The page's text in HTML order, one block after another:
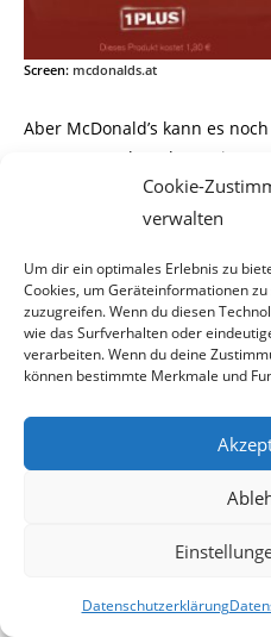
Cookie-
verwalten
Um dir ein optimales Erlebnis zu
Cookies, um Geräteinformationen
zuzugreifen. Wenn du diesen
wie das Surfverhalten oder
verarbeiten. Wenn du deine
können bestimmte Merkmale und
Datenschutzerklärung
Screen: mcdonalds.at
Aber McDonald’s kann es
„1 Euro-Angebot“, kostet in
Wirklichkeit 1,50 Euro.